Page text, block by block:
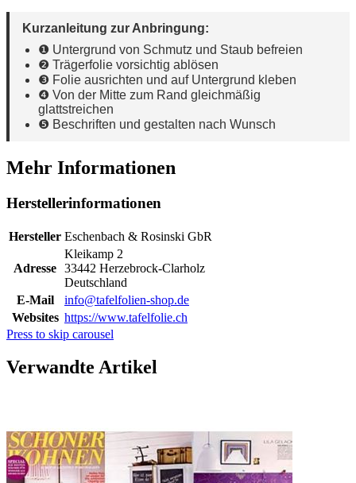
Kurzanleitung zur Anbringung:
❶ Untergrund von Schmutz und Staub befreien
❷ Trägerfolie vorsichtig ablösen
❸ Folie ausrichten und auf Untergrund kleben
❹ Von der Mitte zum Rand gleichmäßig
glattstreichen
❺ Beschriften und gestalten nach Wunsch
Mehr Informationen
Herstellerinformationen
Hersteller Eschenbach & Rosinski GbR
Adresse
Kleikamp 2
33442 Herzebrock-Clarholz
Deutschland
E-Mail
info@tafelfolien-shop.de
Websites https://www.tafelfolie.ch
Press to skip carousel
Verwandte Artikel